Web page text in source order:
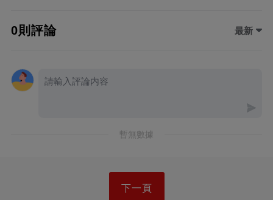
0則評論 最新
暫無數據
下一頁